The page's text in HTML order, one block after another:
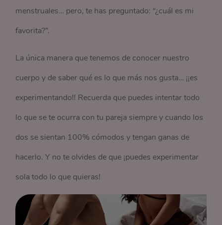
menstruales… pero, te has preguntado: “¿cuál es mi
favorita?”.
La única manera que tenemos de conocer nuestro
cuerpo y de saber qué es lo que más nos gusta… ¡¡es
experimentando!! Recuerda que puedes intentar todo
lo que se te ocurra con tu pareja siempre y cuando los
dos se sientan 100% cómodos y tengan ganas de
hacerlo. Y no te olvides de que ¡puedes experimentar
sola todo lo que quieras!